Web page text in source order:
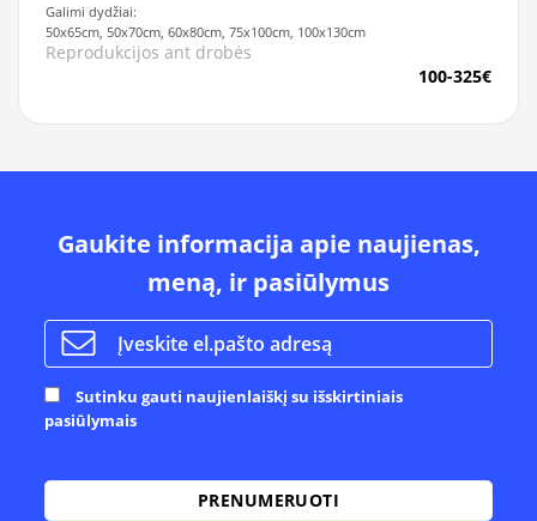
Galimi dydžiai:
50x65cm, 50x70cm, 60x80cm, 75x100cm, 100x130cm
Reprodukcijos ant drobės
100-325€
Gaukite informacija apie naujienas,
meną, ir pasiūlymus
Sutinku gauti naujienlaiškį su išskirtiniais
pasiūlymais